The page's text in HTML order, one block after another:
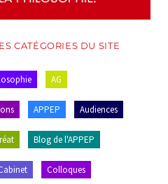
CATÉGORIES DU SITE
AG
APPEP Audiences
Blog de l'APPEP
Colloques